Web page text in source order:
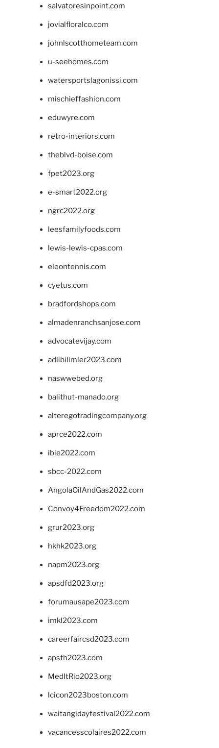
salvatoresinpoint.com
jovialfloralco.com
johnlscotthometeam.com
u-seehomes.com
watersportslagonissi.com
mischieffashion.com
eduwyre.com
retro-interiors.com
theblvd-boise.com
fpet2023.org
e-smart2022.org
ngrc2022.org
leesfamilyfoods.com
lewis-lewis-cpas.com
eleontennis.com
cyetus.com
bradfordshops.com
almadenranchsanjose.com
advocatevijay.com
adlibilimler2023.com
naswwebed.org
balithut-manado.org
alteregotradingcompany.org
aprce2022.com
ibie2022.com
sbcc-2022.com
AngolaOilAndGas2022.com
Convoy4Freedom2022.com
grur2023.org
hkhk2023.org
napm2023.org
apsdfd2023.org
forumausape2023.com
imkl2023.com
careerfaircsd2023.com
apsth2023.com
MedItRio2023.org
lcicon2023boston.com
waitangidayfestival2022.com
vacancesscolaires2022.com